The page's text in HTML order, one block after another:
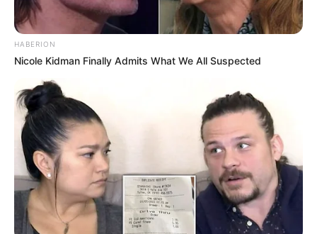
8 Kata Lucu Seputar Malam
Minggu ala Jomblo yang Bikin
Ngenes
10 Desain Kanopi Tempat
Tidur, Serasa Beristirahat di
Kamar Raja
HABERION
Nicole Kidman Finally Admits What We All Suspected